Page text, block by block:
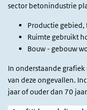
sector betonindustrie
Productie
Ruimte gebruikt
Bouw - gebouw
In onderstaande
van deze ongevallen.
jaar of ouder dan 70